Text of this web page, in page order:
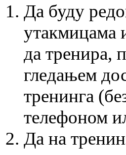
Да буду
утакмицама
да тренира,
гледањем
тренинга
телефоном
Да на